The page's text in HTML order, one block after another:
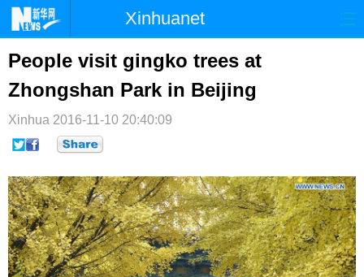
Xinhuanet
首页 时政
台湾 财经 法治
纪检 体育
文娱
博客 微博
People visit gingko trees at
Zhongshan Park in Beijing
Xinhua 2016-11-10 20:40:09